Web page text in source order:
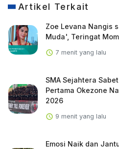
Artikel Terkait
Zoe Levana Nangis
Muda', Teringat
7 menit yang lalu
SMA Sejahtera
Pertama Okezone
2026
9 menit yang lalu
Emosi Naik dan